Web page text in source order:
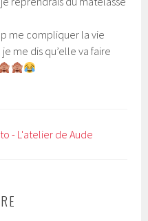
me compliquer la vie
me dis qu’elle va faire
- L'atelier de Aude